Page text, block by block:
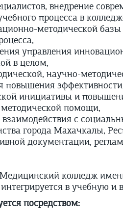
внедрение
процесса в
методической базы
управления
в целом,
научно-
повышения
инициативы и
методической помощи,
с
города Махачкалы,
документации,
колледж
в учебную и
посредством: